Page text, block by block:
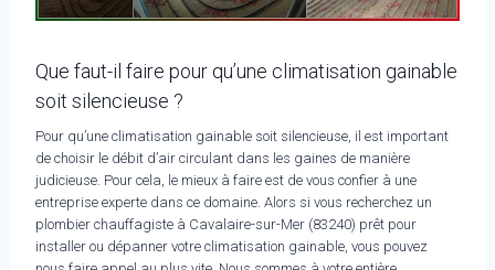
Que faut-il faire pour qu’une climatisation gainable
soit silencieuse ?
Pour qu’une climatisation gainable soit silencieuse, il est important
de choisir le débit d’air circulant dans les gaines de manière
judicieuse. Pour cela, le mieux à faire est de vous confier à une
entreprise experte dans ce domaine. Alors si vous recherchez un
plombier chauffagiste à Cavalaire-sur-Mer (83240) prêt pour
installer ou dépanner votre climatisation gainable, vous pouvez